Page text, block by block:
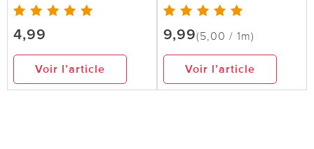
4,99
Voir l’article
9,99(5,00 / 1m)
Voir l’article